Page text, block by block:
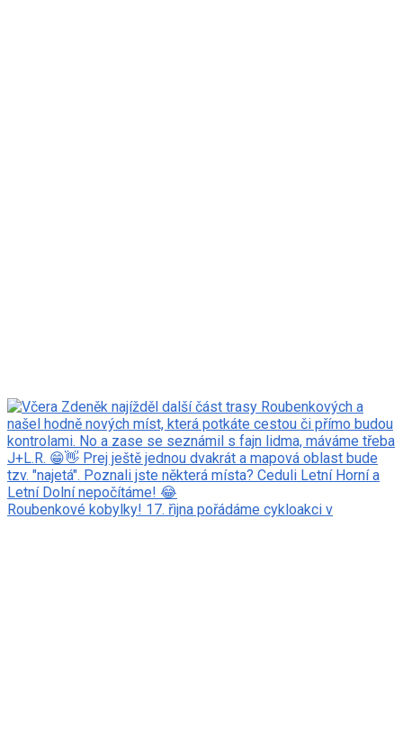
Roubenkové kobylky! 17. řìjna pořádáme cykloakci v